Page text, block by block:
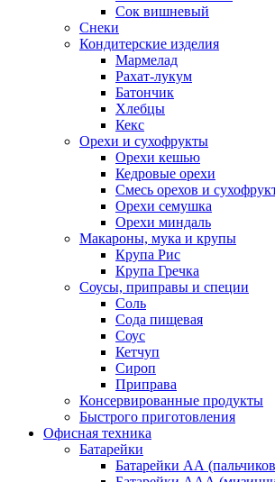
Сок вишневый
Снеки
Кондитерские изделия
Мармелад
Рахат-лукум
Батончик
Хлебцы
Кекс
Орехи и сухофрукты
Орехи кешью
Кедровые орехи
Смесь орехов и
Орехи семушка
Орехи миндаль
Макароны, мука и крупы
Крупа Рис
Крупа Гречка
Соусы, приправы и специи
Соль
Сода пищевая
Соус
Кетчуп
Сироп
Приправа
Консервированные продукты
Быстрого приготовления
Офисная техника
Батарейки
Батарейки АА